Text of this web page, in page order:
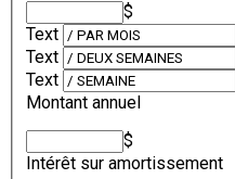
$
Text
Text
Text
Montant annuel
$
Intérêt sur amortissement